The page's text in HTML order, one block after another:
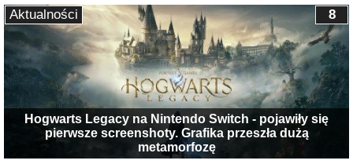
Hogwarts Legacy na Nintendo Switch - pojawiły się
pierwsze screenshoty. Grafika przeszła dużą
metamorfozę
8
Aktualności